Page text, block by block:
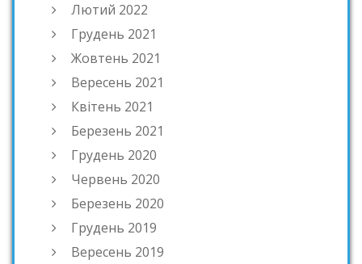
Лютий 2022
Грудень 2021
Жовтень 2021
Вересень 2021
Квітень 2021
Березень 2021
Грудень 2020
Червень 2020
Березень 2020
Грудень 2019
Вересень 2019